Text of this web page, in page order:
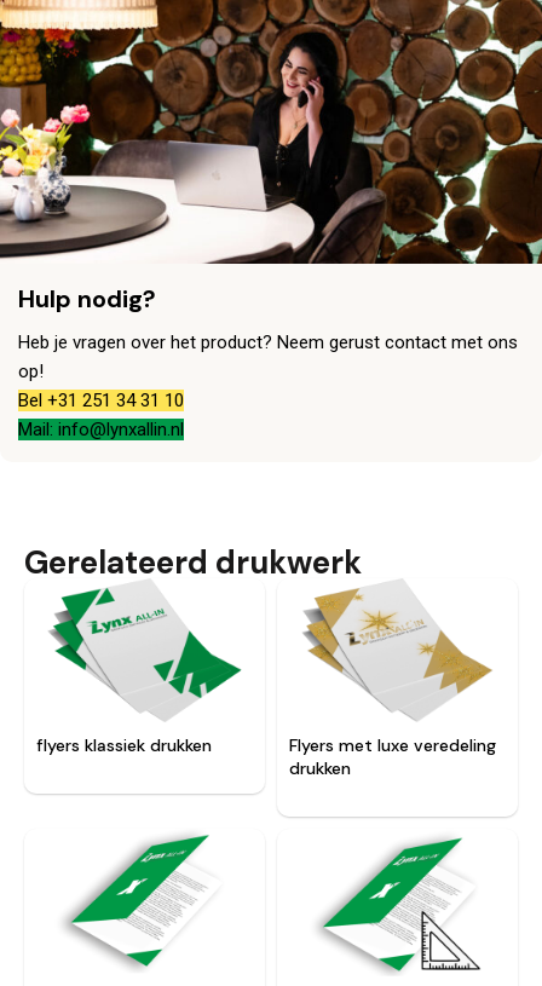
Hulp nodig?
Heb je vragen over het product? Neem gerust contact met ons
op!
Bel +31 251 34 31 10
Mail: info@lynxallin.nl
Gerelateerd drukwerk
flyers klassiek drukken
Flyers met luxe veredeling
drukken